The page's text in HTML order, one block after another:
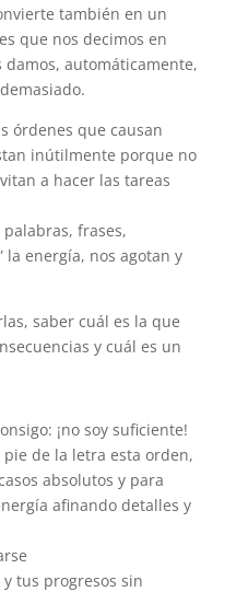
también en un
que nos decimos en
automáticamente,
órdenes que causan
inútilmente porque no
a hacer las tareas
frases,
la energía, nos agotan y
saber cuál es la que
y cuál es un
¡no soy suficiente!
de la letra esta orden,
absolutos y para
afinando detalles y
tus progresos sin